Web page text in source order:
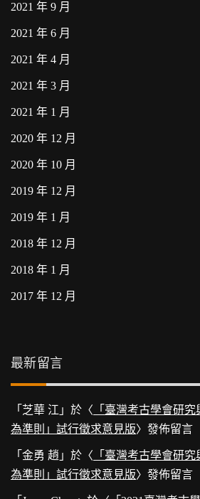
2021 年 9 月
2021 年 6 月
2021 年 4 月
2021 年 3 月
2021 年 1 月
2020 年 12 月
2020 年 10 月
2019 年 12 月
2019 年 1 月
2018 年 12 月
2018 年 1 月
2017 年 12 月
最新留言
「 芝華 江 」於〈 「臺灣考古學會研
為準則」試行徵求意見版〉發佈留言
「 金勇 趙 」於〈 「臺灣考古學會研
為準則」試行徵求意見版〉發佈留言